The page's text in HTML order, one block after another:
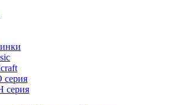
серия
серия